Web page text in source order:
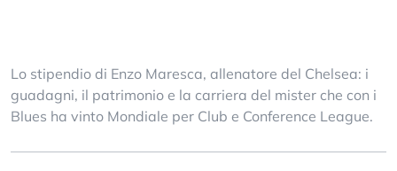
Lo stipendio di Enzo Maresca, allenatore del Chelsea: i
guadagni, il patrimonio e la carriera del mister che con i
Blues ha vinto Mondiale per Club e Conference League.